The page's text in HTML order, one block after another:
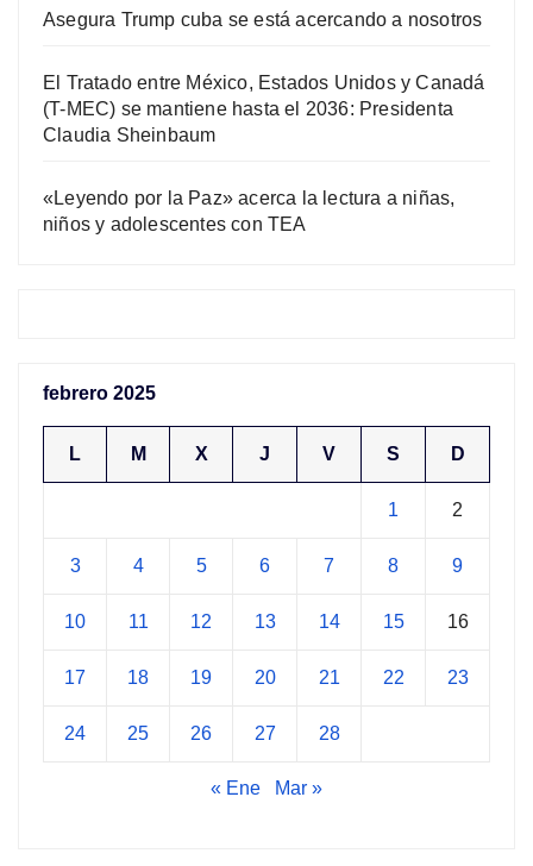
Asegura Trump cuba se está acercando a nosotros
El Tratado entre México, Estados Unidos y Canadá
(T-MEC) se mantiene hasta el 2036: Presidenta
Claudia Sheinbaum
«Leyendo por la Paz» acerca la lectura a niñas,
niños y adolescentes con TEA
febrero 2025
L M X J V S D
1 2
3 4 5 6 7 8 9
10 11 12 13 14 15 16
17 18 19 20 21 22 23
24 25 26 27 28
« Ene Mar »